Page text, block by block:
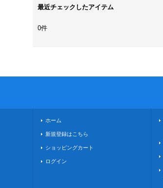
最近チェックしたアイテム
0件
ホーム
新規登録はこちら
ショッピングカート
ログイン